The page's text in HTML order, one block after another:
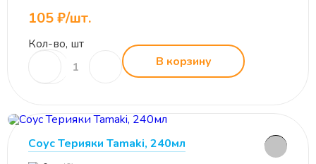
105 ₽/шт.
Кол-во, шт
В корзину
Соус Терияки Tamaki, 240мл